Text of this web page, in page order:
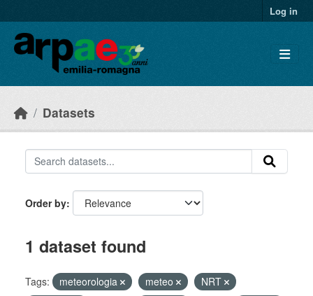
Log in
Datasets
Order by
1 dataset found
Tags: meteorologia meteo
NRT